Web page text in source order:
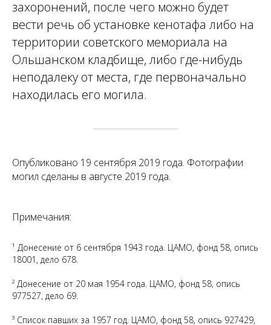
захоронений, после чего можно будет
вести речь об установке кенотафа либо на
территории советского мемориала на
Ольшанском кладбище, либо где-нибудь
неподалеку от места, где первоначально
находилась его могила.
Опубликовано 19 сентября 2019 года. Фотографии
могил сделаны в августе 2019 года.
Примечания:
¹ Донесение от 6 сентября 1943 года. ЦАМО, фонд 58, опись
18001, дело 678.
² Донесение от 20 мая 1954 года. ЦАМО, фонд 58, опись
977527, дело 69.
³ Список павших за 1957 год. ЦАМО, фонд 58, опись 927429,